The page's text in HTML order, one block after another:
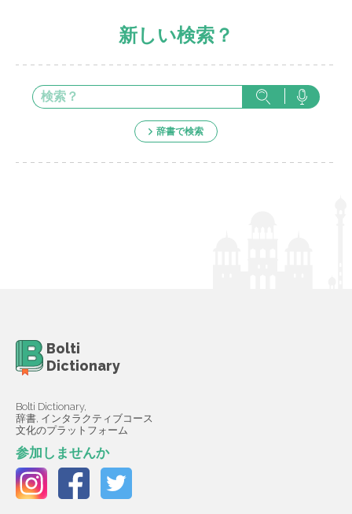
新しい検索？
辞書で検索
Bolti
Dictionary
Bolti Dictionary,
辞書, インタラクティブコース
文化のプラットフォーム
参加しませんか